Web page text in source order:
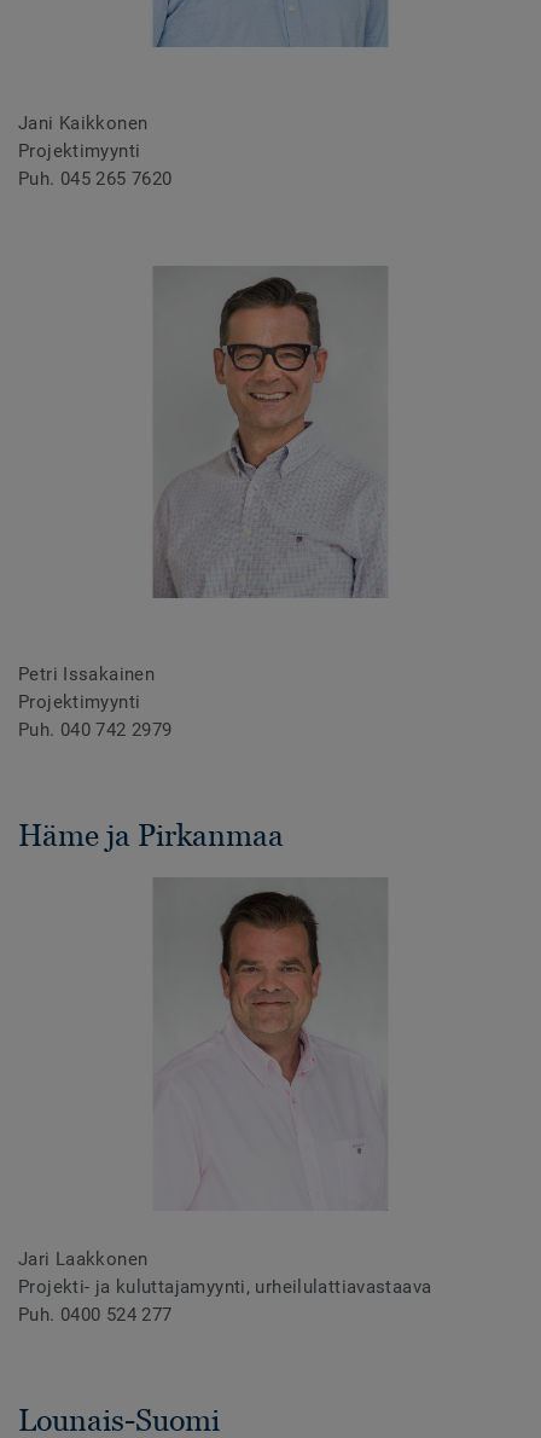
Jani Kaikkonen
Projektimyynti
Puh. 045 265 7620
Petri Issakainen
Projektimyynti
Puh. 040 742 2979
Häme ja Pirkanmaa
Jari Laakkonen
Projekti- ja kuluttajamyynti, urheilulattiavastaava
Puh. 0400 524 277
Lounais-Suomi